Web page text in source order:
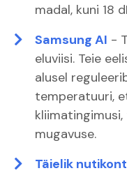
madal, kuni 18
Samsung AI -
eluviisi. Teie
alusel
temperatuuri,
mugavuse.
Täielik